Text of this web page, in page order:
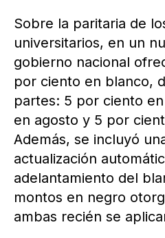
Sobre la paritaria de
universitarios, en un
gobierno nacional
por ciento en blanco,
partes: 5 por ciento
en agosto y 5 por
Además, se incluyó
actualización
adelantamiento del
montos en negro
ambas recién se